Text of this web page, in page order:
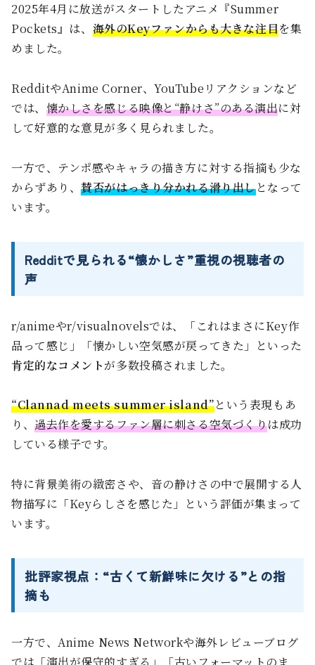
2025年4月に放送がスタートしたアニメ『Summer
Pockets』は、 海外のKeyファンからも大きな注目を集
めました。
RedditやAnime Corner、YouTubeリアクションなど
では、 懐かしさを感じる映像と“静けさ”のある演出に対
して好意的な意見が多く見られました。
一方で、テンポ感やキャラの描き方に対する指摘も少な
からずあり、賛否がはっきり分かれる滑り出しとなって
います。
Redditで見られる“懐かしさ”重視の視聴者の
声
r/animeやr/visualnovelsでは、「これはまさにKey作
品って感じ」「懐かしい空気感が戻ってきた」といった
肯定的なコメントが多数投稿されました。
“Clannad meets summer island”という表現もあ
り、過去作を愛するファン層に刺さる空気づくりは成功
している様子です。
特に背景美術の緻密さや、音の静けさの中で展開する人
物描写に「Keyらしさを感じた」という評価が集まって
います。
批評家視点：“古くて新鮮味に欠ける”との指
摘も
一方で、Anime News Networkや海外レビューブログ
では「演出が保守的すぎる」「古いフォーマットのま